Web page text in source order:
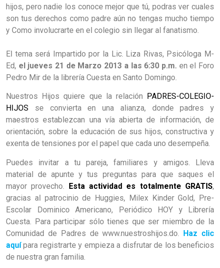
hijos, pero nadie los conoce mejor que tú, podras ver cuales
son tus derechos como padre aún no tengas mucho tiempo
y Como involucrarte en el colegio sin llegar al fanatismo.
El tema será Impartido por la Lic. Liza Rivas, Psicóloga M-
Ed, el jueves 21 de Marzo 2013 a las 6:30 p.m. en el Foro
Pedro Mir de la librería Cuesta en Santo Domingo.
Nuestros Hijos quiere que la relación
PADRES-COLEGIO-
HIJOS se convierta en una alianza, donde padres y
maestros establezcan una vía abierta de información, de
orientación, sobre la educación de sus hijos, constructiva y
exenta de tensiones por el papel que cada uno desempeña.
Puedes invitar a tu pareja, familiares y amigos. Lleva
material de apunte y tus preguntas para que saques el
mayor provecho. Esta actividad es totalmente GRATIS,
gracias al patrocinio de Huggies, Milex Kinder Gold, Pre-
Escolar Dominico Americano, Periódico HOY y Librería
Cuesta. Para participar sólo tienes que ser miembro de la
Comunidad de Padres de www.nuestroshijos.do. Haz clic
aquípara registrarte y empieza a disfrutar de los beneficios
de nuestra gran familia.